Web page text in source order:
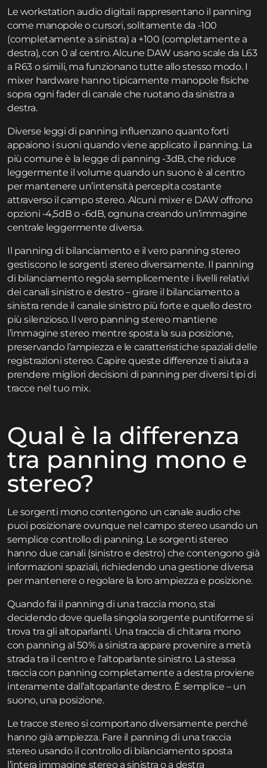
Le workstation audio digitali rappresentano il panning
come manopole o cursori, solitamente da -100
(completamente a sinistra) a +100 (completamente a
destra), con 0 al centro. Alcune DAW usano scale da L63
a R63 o simili, ma funzionano tutte allo stesso modo. I
mixer hardware hanno tipicamente manopole fisiche
sopra ogni fader di canale che ruotano da sinistra a
destra.
Diverse leggi di panning influenzano quanto forti
appaiono i suoni quando viene applicato il panning. La
più comune è la legge di panning -3dB, che riduce
leggermente il volume quando un suono è al centro
per mantenere un’intensità percepita costante
attraverso il campo stereo. Alcuni mixer e DAW offrono
opzioni -4,5dB o -6dB, ognuna creando un’immagine
centrale leggermente diversa.
Il panning di bilanciamento e il vero panning stereo
gestiscono le sorgenti stereo diversamente. Il panning
di bilanciamento regola semplicemente i livelli relativi
dei canali sinistro e destro – girare il bilanciamento a
sinistra rende il canale sinistro più forte e quello destro
più silenzioso. Il vero panning stereo mantiene
l’immagine stereo mentre sposta la sua posizione,
preservando l’ampiezza e le caratteristiche spaziali delle
registrazioni stereo. Capire queste differenze ti aiuta a
prendere migliori decisioni di panning per diversi tipi di
tracce nel tuo mix.
Qual è la differenza
tra panning mono e
stereo?
Le sorgenti mono contengono un canale audio che
puoi posizionare ovunque nel campo stereo usando un
semplice controllo di panning. Le sorgenti stereo
hanno due canali (sinistro e destro) che contengono già
informazioni spaziali, richiedendo una gestione diversa
per mantenere o regolare la loro ampiezza e posizione.
Quando fai il panning di una traccia mono, stai
decidendo dove quella singola sorgente puntiforme si
trova tra gli altoparlanti. Una traccia di chitarra mono
con panning al 50% a sinistra appare provenire a metà
strada tra il centro e l’altoparlante sinistro. La stessa
traccia con panning completamente a destra proviene
interamente dall’altoparlante destro. È semplice – un
suono, una posizione.
Le tracce stereo si comportano diversamente perché
hanno già ampiezza. Fare il panning di una traccia
stereo usando il controllo di bilanciamento sposta
l’intera immagine stereo a sinistra o a destra